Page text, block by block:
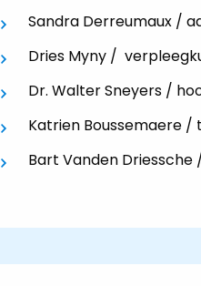
Sandra Derreumaux /
Dries Myny /
Dr. Walter Sneyers /
Katrien Boussemaere
Bart Vanden Driessche